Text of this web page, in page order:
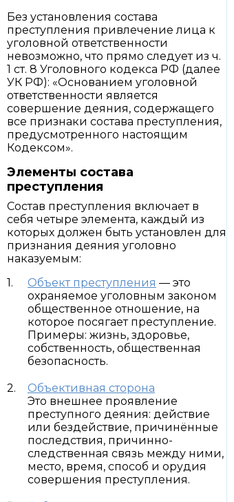
Без установления состава
преступления привлечение лица к
уголовной ответственности
невозможно, что прямо следует из ч.
1 ст. 8 Уголовного кодекса РФ (далее
УК РФ): «Основанием уголовной
ответственности является
совершение деяния, содержащего
все признаки состава преступления,
предусмотренного настоящим
Кодексом».
Элементы состава
преступления
Состав преступления включает в
себя четыре элемента, каждый из
которых должен быть установлен для
признания деяния уголовно
наказуемым:
Объект преступления — это
охраняемое уголовным законом
общественное отношение, на
которое посягает преступление.
Примеры: жизнь, здоровье,
собственность, общественная
безопасность.
Объективная сторона
Это внешнее проявление
преступного деяния: действие
или бездействие, причинённые
последствия, причинно-
следственная связь между ними,
место, время, способ и орудия
совершения преступления.